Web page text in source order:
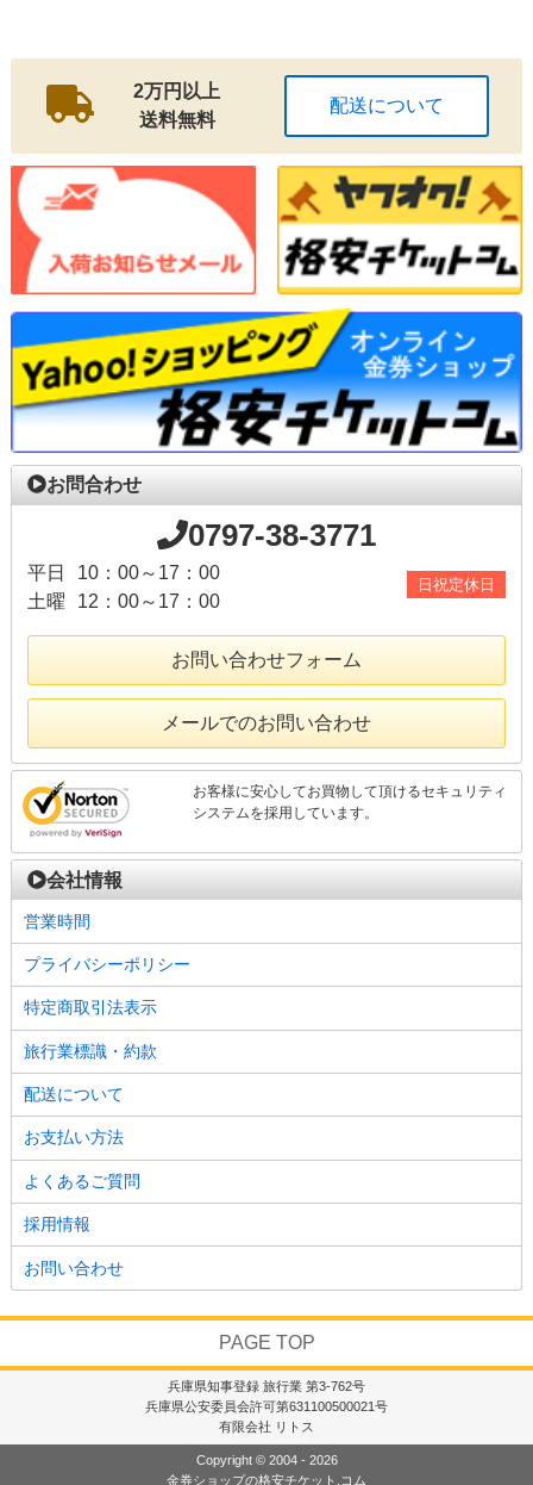
2万円以上
送料無料
配送について
お問合わせ
0797-38-3771
平日
10：00～17：00
土曜
12：00～17：00
日祝定休日
お問い合わせフォーム
メールでのお問い合わせ
お客様に安心してお買物して頂けるセキュリティ
システムを採用しています。
会社情報
営業時間
プライバシーポリシー
特定商取引法表示
旅行業標識・約款
配送について
お支払い方法
よくあるご質問
採用情報
お問い合わせ
PAGE TOP
兵庫県知事登録 旅行業 第3-762号
兵庫県公安委員会許可第631100500021号
有限会社 リトス
Copyright © 2004 - 2026
金券ショップの格安チケット.コム